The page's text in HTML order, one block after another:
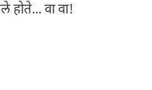
होते... वा वा!